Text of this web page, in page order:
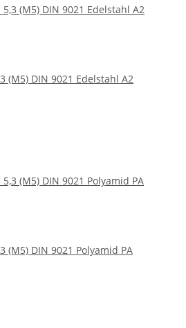
(M5) DIN 9021 Edelstahl A2
(M5) DIN 9021 Polyamid PA